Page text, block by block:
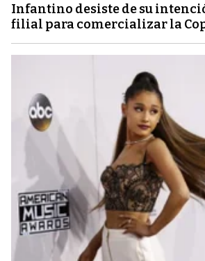
Infantino desiste de su
filial para comercializar la